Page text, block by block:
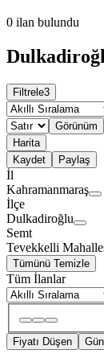
0 ilan bulundu
Filtrele3
Görünüm
Harita
Kaydet
Paylaş
İl
Kahramanmaraş
İlçe
Dulkadiroğlu
Semt
Tevekkelli
Tümünü Temizle
Tüm İlanlar
Fiyatı Düşen